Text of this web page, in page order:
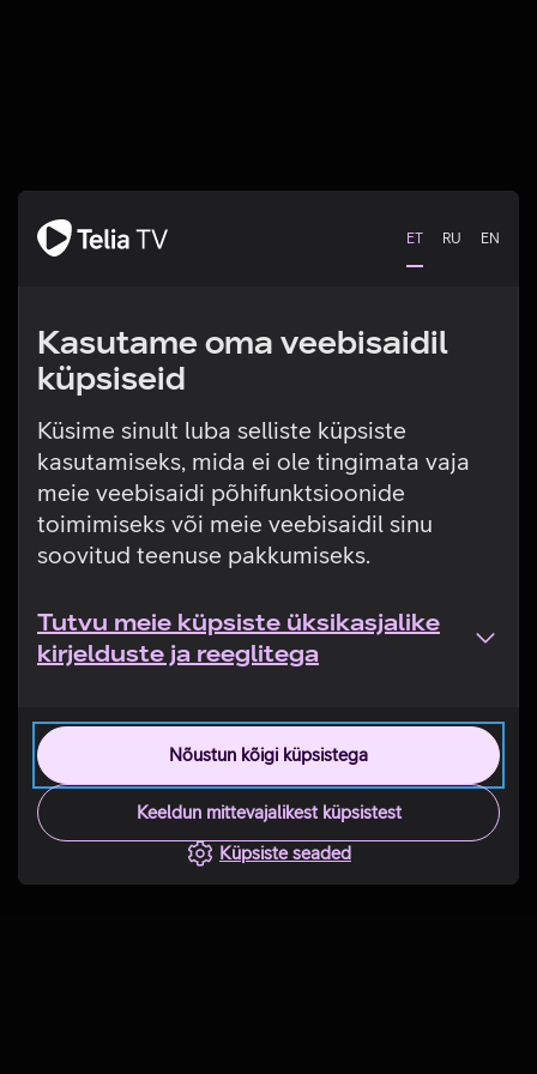
ET RU EN
Kasutame oma veebisaidil
küpsiseid
Küsime sinult luba selliste küpsiste
kasutamiseks, mida ei ole tingimata vaja
meie veebisaidi põhifunktsioonide
toimimiseks või meie veebisaidil sinu
soovitud teenuse pakkumiseks.
Tutvu meie küpsiste üksikasjalike
kirjelduste ja reeglitega
Nõustun kõigi küpsistega
Keeldun mittevajalikest küpsistest
Küpsiste seaded
Tehniline viga